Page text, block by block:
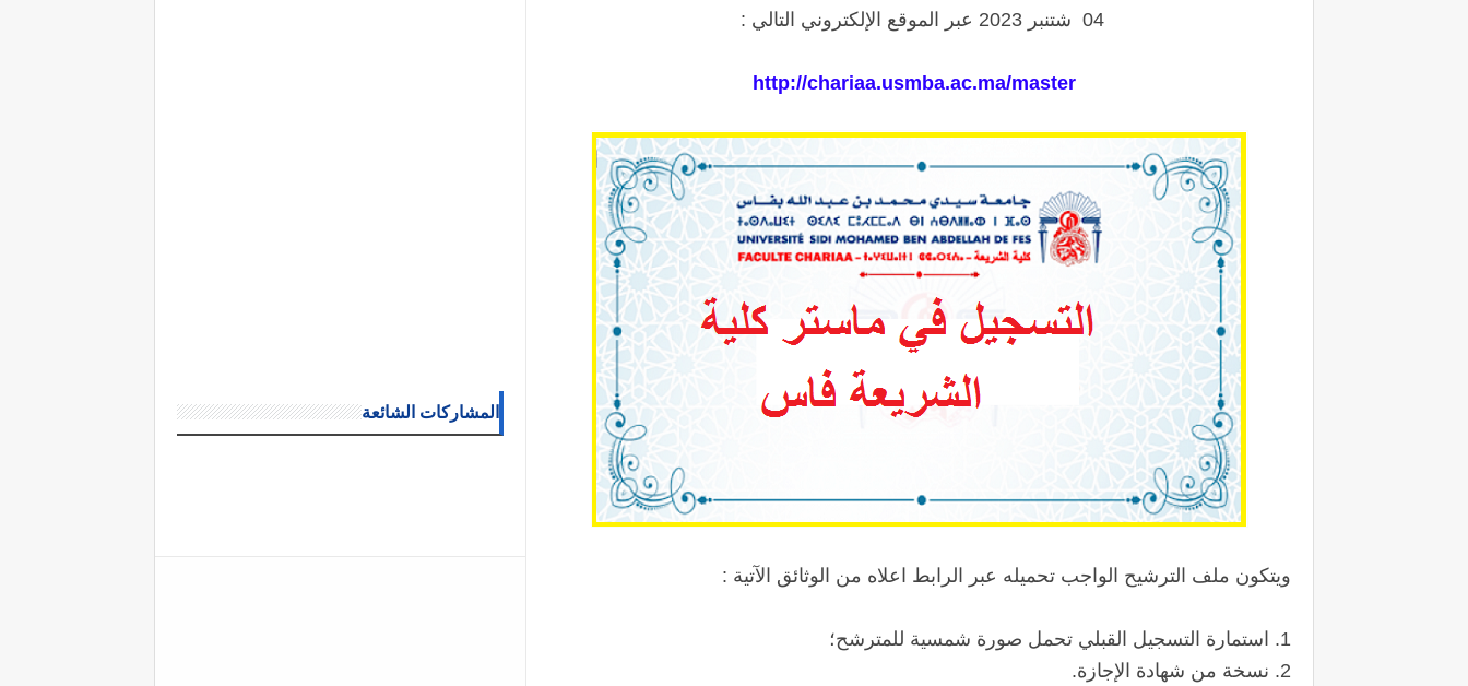
04 شتنبر 2023 عبر الموقع الإلكتروني التالي :
http://chariaa.usmba.ac.ma/master
ويتكون ملف الترشيح الواجب تحميله عبر الرابط اعلاه من الوثائق الآتية :
1. استمارة التسجيل القبلي تحمل صورة شمسية للمترشح؛
2. نسخة من شهادة الإجازة.
المشاركات الشائعة